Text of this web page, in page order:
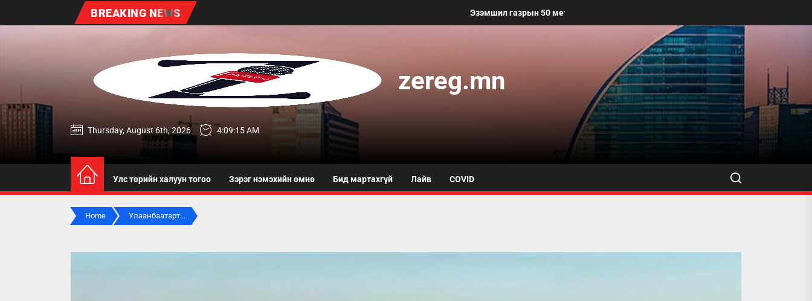
BREAKING NEWS Эзэмшил газрын 50 метр хүртэлх талбайг угааж, өнгө үзэмжийг сайжруулахыг уриалжээ
zereg.mn
zereg.mn
Thursday, August 6th, 2026 4:09:16 AM
Улс төрийн халуун тогоо Зэрэг нэмэхийн өмнө Бид мартахгүй Лайв COVID
Home Улаанбаатарт...